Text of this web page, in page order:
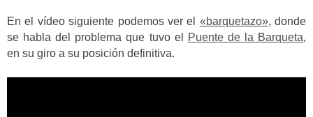
En el vídeo siguiente podemos ver el «barquetazo», donde
se habla del problema que tuvo el
Puente de la Barqueta,
en su giro a su posición definitiva.